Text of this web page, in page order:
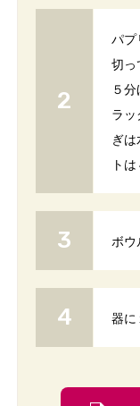
パプ
切っ
５
ラッ
ぎ
ト
ボウ
器に